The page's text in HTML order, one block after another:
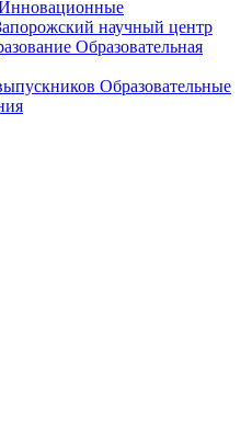
научный центр
Образовательная
Образовательные